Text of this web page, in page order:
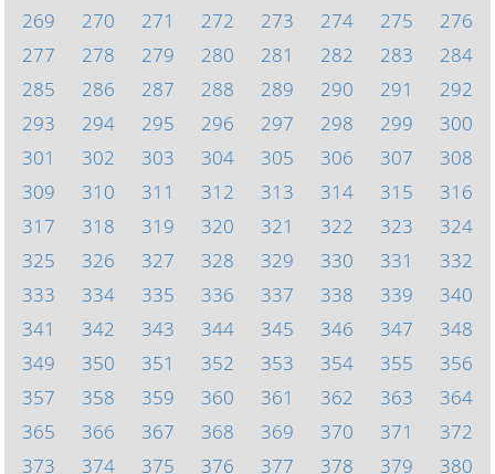
269
270 271 272 273 274 275
276
277
278 279 280 281 282 283
284
285
286 287 288 289 290 291
292
293
294 295 296 297 298 299
300
301
302 303 304 305 306 307
308
309
310 311 312 313 314 315
316
317
318 319 320 321 322 323
324
325
326 327 328 329 330 331
332
333
334 335 336 337 338 339
340
341
342 343 344 345 346 347
348
349
350 351 352 353 354 355
356
357
358 359 360 361 362 363
364
365
366 367 368 369 370 371
372
373
374 375 376 377 378 379 380